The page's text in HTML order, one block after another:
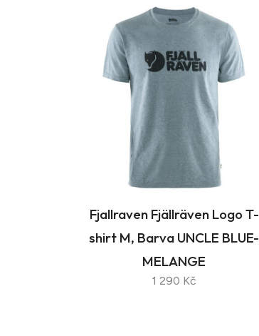
Fjallraven Fjällräven Logo T-
shirt M, Barva UNCLE BLUE-
MELANGE
1 290 Kč